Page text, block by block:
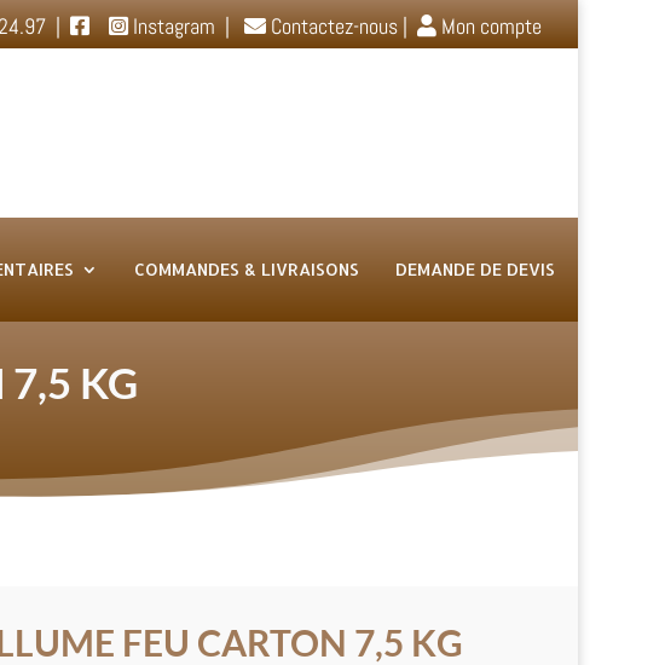
| Instagram| Contactez-nous| Mon compte
COMMANDES & LIVRAISONS DEMANDE DE DEVIS
KG
FEU CARTON 7,5 KG